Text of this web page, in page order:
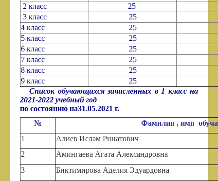
2 класс
25
3 класс
25
4 класс
25
5 класс
25
6 класс
25
7 класс
25
8 класс
25
9 класс
25
Список обучающихся зачисленных в 1 класс на
2021-2022 учебный год
по состоянию на31.05.2021 г.
№
Фамилия , имя
1
Алиев Ислам Ринатович
2
Амингаева Агата Александровна
3
Биктимирова Аделия Эдуардовна